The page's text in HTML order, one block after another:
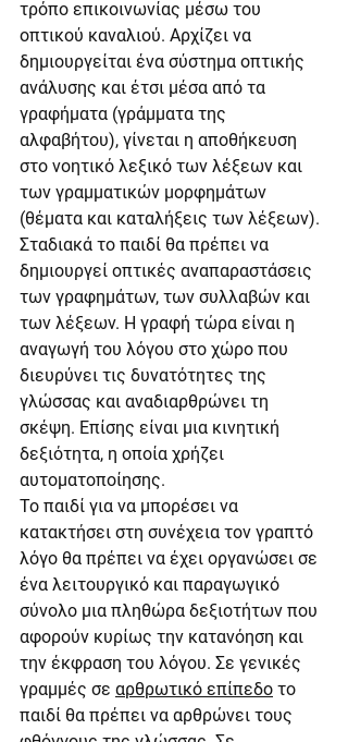
τρόπο επικοινωνίας μέσω του
οπτικού καναλιού. Αρχίζει να
δημιουργείται ένα σύστημα οπτικής
ανάλυσης και έτσι μέσα από τα
γραφήματα (γράμματα της
αλφαβήτου), γίνεται η αποθήκευση
στο νοητικό λεξικό των λέξεων και
των γραμματικών μορφημάτων
(θέματα και καταλήξεις των λέξεων).
Σταδιακά το παιδί θα πρέπει να
δημιουργεί οπτικές αναπαραστάσεις
των γραφημάτων, των συλλαβών και
των λέξεων. Η γραφή τώρα είναι η
αναγωγή του λόγου στο χώρο που
διευρύνει τις δυνατότητες της
γλώσσας και αναδιαρθρώνει τη
σκέψη. Επίσης είναι μια κινητική
δεξιότητα, η οποία χρήζει
αυτοματοποίησης.
Το παιδί για να μπορέσει να
κατακτήσει στη συνέχεια τον γραπτό
λόγο θα πρέπει να έχει οργανώσει σε
ένα λειτουργικό και παραγωγικό
σύνολο μια πληθώρα δεξιοτήτων που
αφορούν κυρίως την κατανόηση και
την έκφραση του λόγου. Σε γενικές
γραμμές σε αρθρωτικό επίπεδο το
παιδί θα πρέπει να αρθρώνει τους